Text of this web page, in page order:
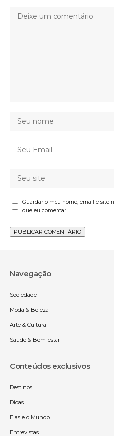
Guardar o meu nome, email e site
que eu comentar.
Navegação
Sociedade
Moda & Beleza
Arte & Cultura
Saúde & Bem-estar
Conteúdos exclusivos
Destinos
Dicas
Elas e o Mundo
Entrevistas